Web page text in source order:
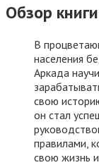
Обзор книги
В
населения
Аркада
свою
он стал
правилами,
свою жизнь